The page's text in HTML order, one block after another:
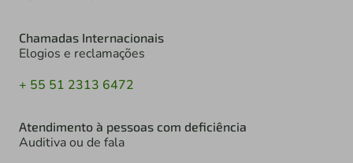
Chamadas Internacionais
Elogios e reclamações
+ 55 51 2313 6472
Atendimento à pessoas com deficiência
Auditiva ou de fala